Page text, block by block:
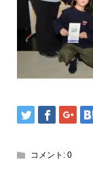
コメント: 0